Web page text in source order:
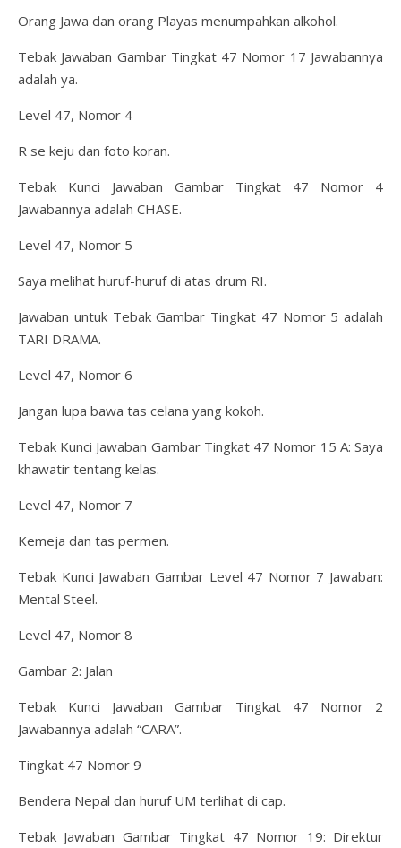
Orang Jawa dan orang Playas menumpahkan alkohol.
Tebak Jawaban Gambar Tingkat 47 Nomor 17 Jawabannya
adalah ya.
Level 47, Nomor 4
R se keju dan foto koran.
Tebak Kunci Jawaban Gambar Tingkat 47 Nomor 4
Jawabannya adalah CHASE.
Level 47, Nomor 5
Saya melihat huruf-huruf di atas drum RI.
Jawaban untuk Tebak Gambar Tingkat 47 Nomor 5 adalah
TARI DRAMA.
Level 47, Nomor 6
Jangan lupa bawa tas celana yang kokoh.
Tebak Kunci Jawaban Gambar Tingkat 47 Nomor 15 A: Saya
khawatir tentang kelas.
Level 47, Nomor 7
Kemeja dan tas permen.
Tebak Kunci Jawaban Gambar Level 47 Nomor 7 Jawaban:
Mental Steel.
Level 47, Nomor 8
Gambar 2: Jalan
Tebak Kunci Jawaban Gambar Tingkat 47 Nomor 2
Jawabannya adalah “CARA”.
Tingkat 47 Nomor 9
Bendera Nepal dan huruf UM terlihat di cap.
Tebak Jawaban Gambar Tingkat 47 Nomor 19: Direktur